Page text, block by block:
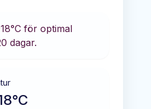
för optimal
dagar.